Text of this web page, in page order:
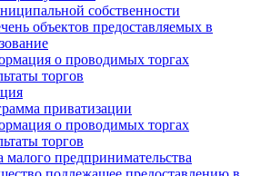
собственности
объектов предоставляемых в
о проводимых торгах
торгов
приватизации
о проводимых торгах
торгов
предпринимательства